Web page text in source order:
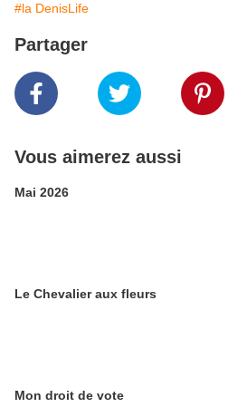
#la DenisLife
Partager
Vous aimerez aussi
Mai 2026
Le Chevalier aux fleurs
Mon droit de vote